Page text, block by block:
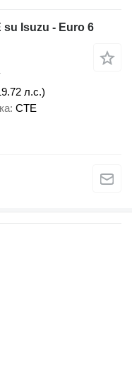
su Isuzu - Euro 6
л.с.)
CTE